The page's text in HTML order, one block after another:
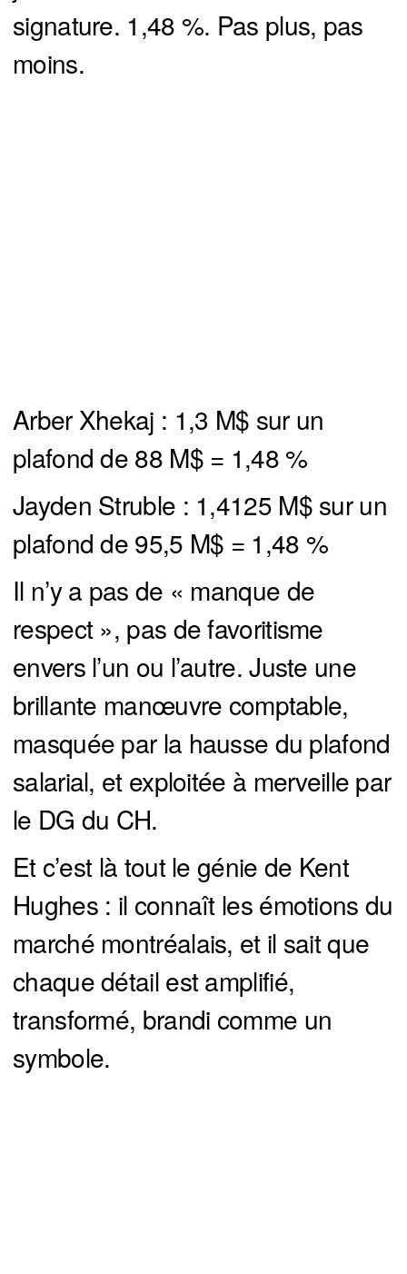
signature. 1,48 %. Pas plus, pas
moins.
Arber Xhekaj : 1,3 M$ sur un
plafond de 88 M$ = 1,48 %
Jayden Struble : 1,4125 M$ sur un
plafond de 95,5 M$ = 1,48 %
Il n’y a pas de « manque de
respect », pas de favoritisme
envers l’un ou l’autre. Juste une
brillante manœuvre comptable,
masquée par la hausse du plafond
salarial, et exploitée à merveille par
le DG du CH.
Et c’est là tout le génie de Kent
Hughes : il connaît les émotions du
marché montréalais, et il sait que
chaque détail est amplifié,
transformé, brandi comme un
symbole.